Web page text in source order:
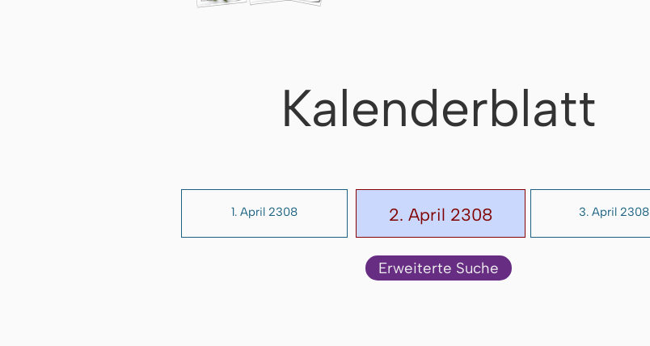
Kalenderblatt
1. April 2308 2. April 2308 3. April 2308
Erweiterte Suche